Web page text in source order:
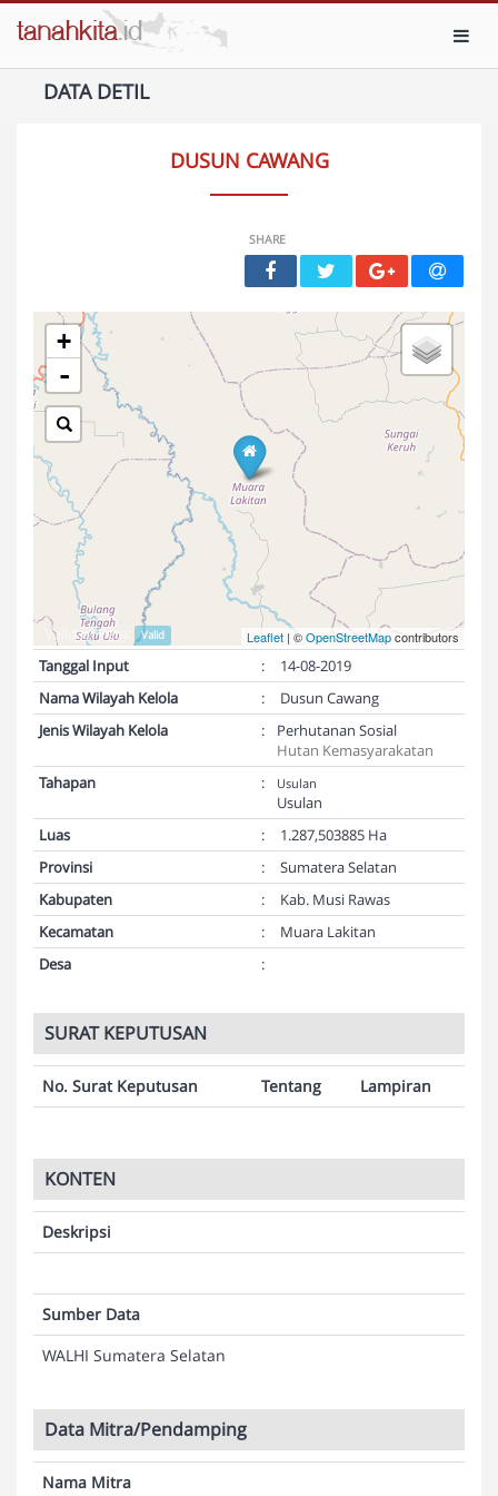
DATA DETIL
DUSUN CAWANG
SHARE
+
-
Leaflet | ©OpenStreetMapcontributors
Validasi Peta: Valid
Tanggal Input :
14-08-2019
Nama Wilayah Kelola
:
Dusun Cawang
Jenis Wilayah Kelola
:
Perhutanan Sosial
Hutan Kemasyarakatan
Tahapan
: Usulan
Usulan
Luas
:
1.287,503885 Ha
Provinsi
:
Sumatera Selatan
Kabupaten
:
Kab. Musi Rawas
Kecamatan
:
Muara Lakitan
Desa
:
SURAT KEPUTUSAN
No. Surat Keputusan Tentang Lampiran
KONTEN
Deskripsi
Sumber Data
WALHI Sumatera Selatan
Data Mitra/Pendamping
Nama Mitra